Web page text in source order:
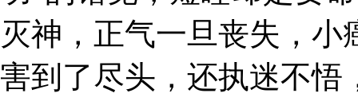
灭神，正气一旦丧失，
害到了尽头，还执迷不悟